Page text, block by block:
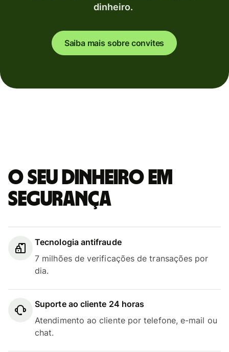
dinheiro.
Saiba mais sobre convites
O seu dinheiro em
segurança
Tecnologia antifraude
7 milhões de verificações de transações por
dia.
Suporte ao cliente 24 horas
Atendimento ao cliente por telefone, e-mail ou
chat.